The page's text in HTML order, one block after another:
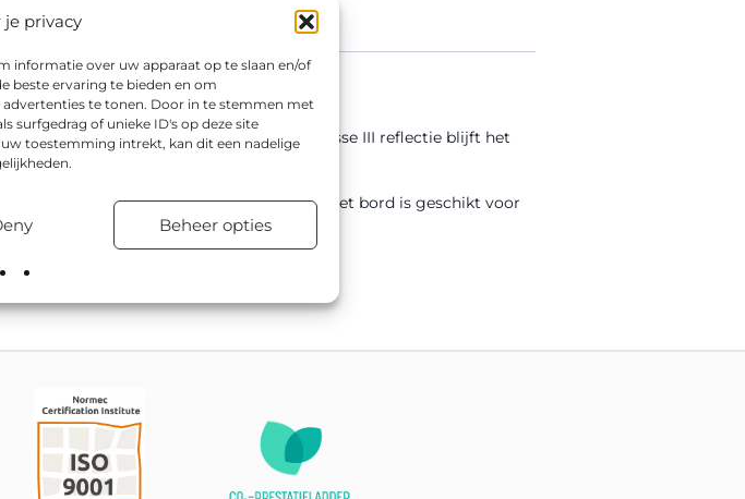
je privacy
informatie over uw apparaat op te slaan en/of
beste ervaring te bieden en om
te tonen. Door in te stemmen met
surfgedrag of unieke ID's op deze site
toestemming intrekt, kan dit een nadelige
Beheer opties
in Refurbished-uitvoering. Dankzij de klasse III reflectie blijft het
in o.a. 400x600mm en 600x900mm. Het bord is geschikt voor
wegen en particuliere terreinen.
snelle levering uit voorraad.